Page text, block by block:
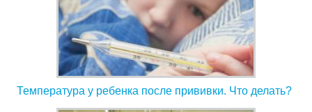
Температура у ребенка после прививки. Что делать?